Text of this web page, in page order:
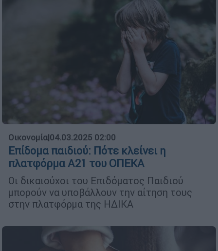
Οικονομία|04.03.2025 02:00
Επίδομα παιδιού: Πότε κλείνει η
πλατφόρμα Α21 του ΟΠΕΚΑ
Οι δικαιούχοι του Επιδόματος Παιδιού
μπορούν να υποβάλλουν την αίτηση τους
στην πλατφόρμα της ΗΔΙΚΑ